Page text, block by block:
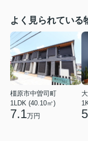
よく見られている
橿原市中曽司町
1LDK (40.10㎡)
7.1万円